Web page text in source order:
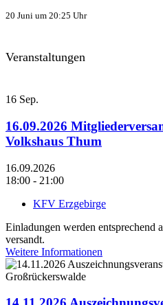
20 Juni um 20:25 Uhr
Veranstaltungen
16 Sep.
16.09.2026
Volkshaus Thum
16.09.2026
18:00 - 21:00
KFV Erzgebirge
Einladungen werden entsprechend
versandt.
Weitere Informationen